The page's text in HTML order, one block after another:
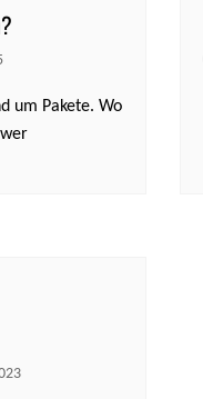
um Pakete. Wo